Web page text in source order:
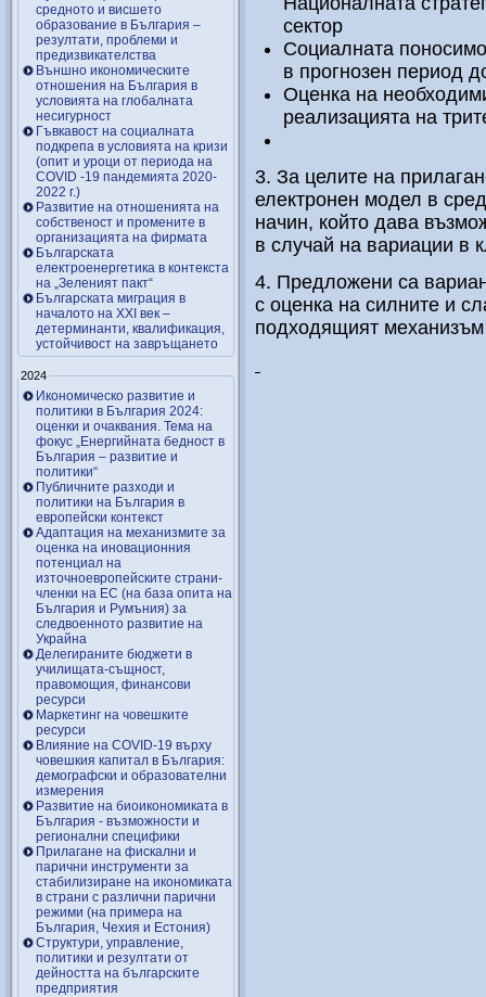
средното и висшето
образование в България –
резултати, проблеми и
предизвикателства
Външно икономическите
отношения на България в
условията на глобалната
несигурност
Гъвкавост на социалната
подкрепа в условията на кризи
(опит и уроци от периода на
COVID -19 пандемията 2020-
2022 г.)
Развитие на отношенията на
собственост и промените в
организацията на фирмата
Българската
електроенергетика в контекста
на „Зеленият пакт“
Българската миграция в
началото на ХХІ век –
детерминанти, квалификация,
устойчивост на завръщането
2024
Икономическо развитие и
политики в България 2024:
оценки и очаквания. Тема на
фокус „Енергийната бедност в
България – развитие и
политики“
Публичните разходи и
политики на България в
европейски контекст
Адаптация на механизмите за
оценка на иновационния
потенциал на
източноевропейските страни-
членки на ЕС (на база опита на
България и Румъния) за
следвоенното развитие на
Украйна
Делегираните бюджети в
училищата-същност,
правомощия, финансови
ресурси
Маркетинг на човешките
ресурси
Влияние на COVID-19 върху
човешкия капитал в България:
демографски и образователни
измерения
Развитие на биоикономиката в
България - възможности и
регионални специфики
Прилагане на фискални и
парични инструменти за
стабилизиране на икономиката
в страни с различни парични
режими (на примера на
България, Чехия и Естония)
Структури, управление,
политики и резултати от
дейността на българските
предприятия
сектор
Социалната
в прогнозен период
Оценка на
реализацията на
3. За целите на
електронен модел в
начин, който дава
в случай на вариации в
4. Предложени са
с оценка на силните и
подходящият механизъм